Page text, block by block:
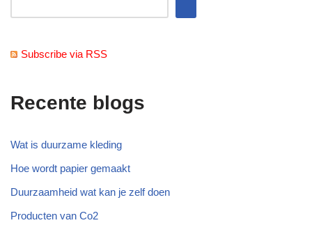
Subscribe via RSS
Recente blogs
Wat is duurzame kleding
Hoe wordt papier gemaakt
Duurzaamheid wat kan je zelf doen
Producten van Co2